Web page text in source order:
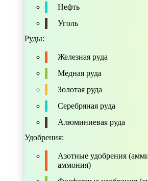
Нефть
Уголь
Руды:
Железная руда
Медная руда
Золотая руда
Серебряная руда
Алюминиевая руда
Удобрения:
Азотные удобрения
аммония)